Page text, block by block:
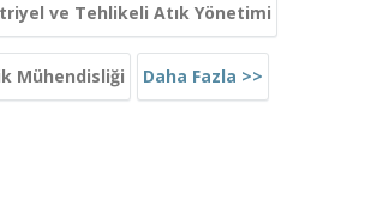
ve Tehlikeli Atık Yönetimi
Mühendisliği Daha Fazla >>